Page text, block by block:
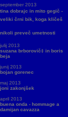
september 2013
tina dobrajc in mito gegič -
veliki črni bik, koga kličeš
nikoli preveč umetnosti
julij 2013
suzana brborovič‡ in boris
beja
junij 2013
bojan gorenec
maj 2013
joni zakonjšek
april 2013
buena onda - hommage a
damijan cavazza